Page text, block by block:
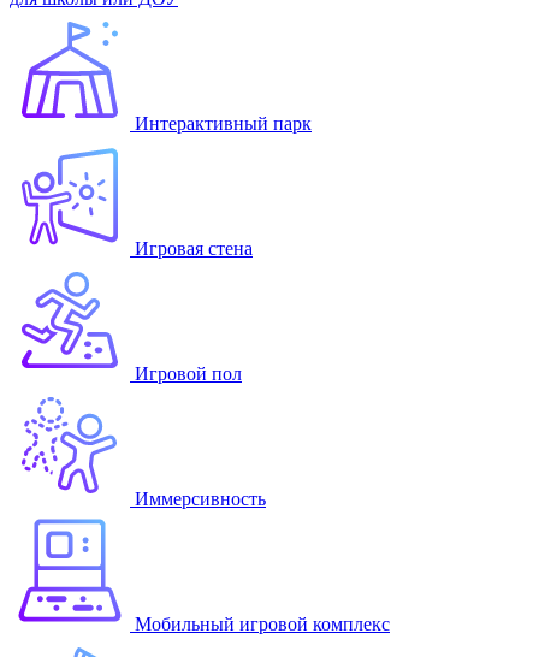
Интерактивный парк
Игровая стена
Игровой пол
Иммерсивность
Мобильный игровой комплекс